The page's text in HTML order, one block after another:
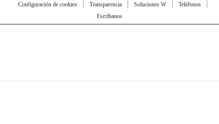
Configuración de cookies
Transparencia Soluciones W
Teléfonos
Escríbanos